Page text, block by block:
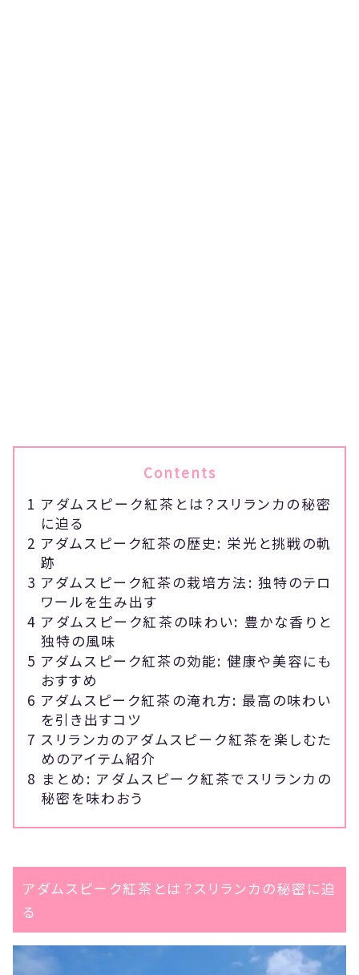
Contents
1 アダムスピーク紅茶とは？スリランカの秘密
に迫る
2 アダムスピーク紅茶の歴史: 栄光と挑戦の軌
跡
3 アダムスピーク紅茶の栽培方法: 独特のテロ
ワールを生み出す
4 アダムスピーク紅茶の味わい: 豊かな香りと
独特の風味
5 アダムスピーク紅茶の効能: 健康や美容にも
おすすめ
6 アダムスピーク紅茶の淹れ方: 最高の味わい
を引き出すコツ
7 スリランカのアダムスピーク紅茶を楽しむた
めのアイテム紹介
8 まとめ: アダムスピーク紅茶でスリランカの
秘密を味わおう
アダムスピーク紅茶とは？スリランカの秘密に迫
る